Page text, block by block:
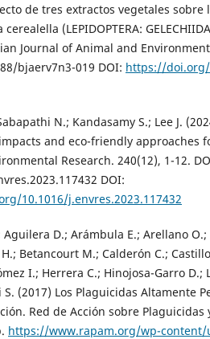
de tres extractos vegetales
(LEPIDOPTERA:
Journal of Animal and
bjaerv7n3-019 DOI: https://doi.org/
N.; Kandasamy S.; Lee J.
and eco-friendly approaches
Research. 240(12), 1-12.
DOI:
10.1016/j.envres.2023.117432
Aguilera D.; Arámbula E.; Arellano
Betancourt M.; Calderón C.;
I.; Herrera C.; Hinojosa-Garro D.;
S. (2017) Los Plaguicidas Altamente
Red de Acción sobre
https://www.rapam.org/wp-content/